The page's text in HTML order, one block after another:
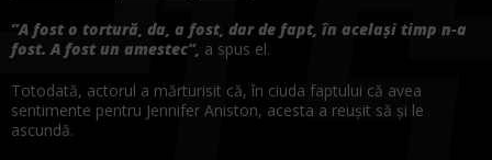
”A fost o tortură, da, a fost, dar de fapt, în același timp n-a
fost. A fost un amestec”, a spus el.
Totodată, actorul a mărturisit că, în ciuda faptului că avea
sentimente pentru Jennifer Aniston, acesta a reușit să și le
ascundă.